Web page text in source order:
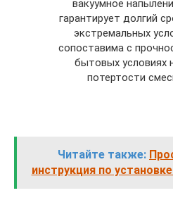
вакуумное
гарантирует долгий
экстремальных
сопоставима с
бытовых условиях
потертости
Читайте также:
инструкция по